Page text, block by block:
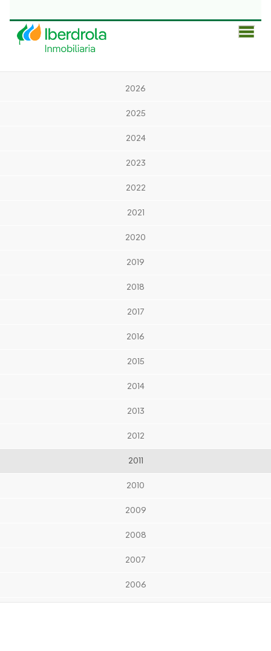
2026
2025
2024
2023
2022
2021
2020
2019
2018
2017
2016
2015
2014
2013
2012
2011
2010
2009
2008
2007
2006